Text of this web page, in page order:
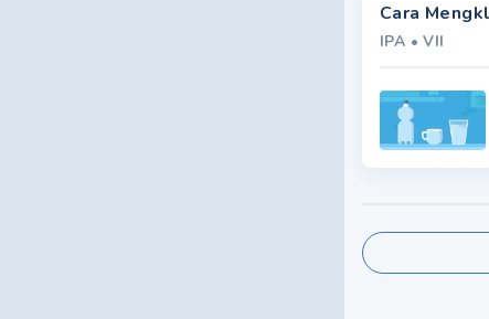
Cara
IPA •VII